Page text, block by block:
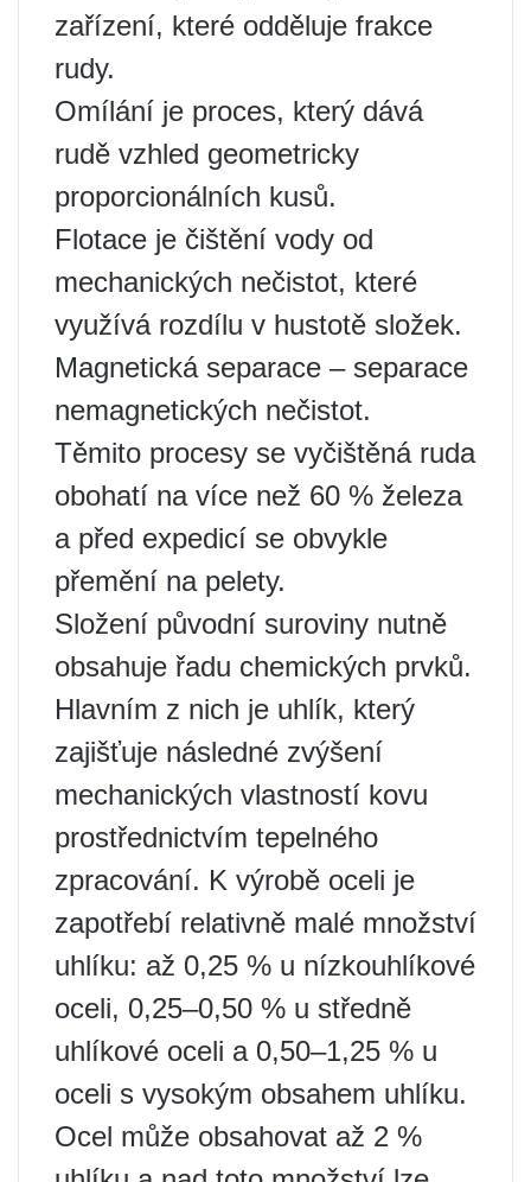
zařízení, které odděluje frakce
rudy.
Omílání je proces, který dává
rudě vzhled geometricky
proporcionálních kusů.
Flotace je čištění vody od
mechanických nečistot, které
využívá rozdílu v hustotě složek.
Magnetická separace – separace
nemagnetických nečistot.
Těmito procesy se vyčištěná ruda
obohatí na více než 60 % železa
a před expedicí se obvykle
přemění na pelety.
Složení původní suroviny nutně
obsahuje řadu chemických prvků.
Hlavním z nich je uhlík, který
zajišťuje následné zvýšení
mechanických vlastností kovu
prostřednictvím tepelného
zpracování. K výrobě oceli je
zapotřebí relativně malé množství
uhlíku: až 0,25 % u nízkouhlíkové
oceli, 0,25–0,50 % u středně
uhlíkové oceli a 0,50–1,25 % u
oceli s vysokým obsahem uhlíku.
Ocel může obsahovat až 2 %